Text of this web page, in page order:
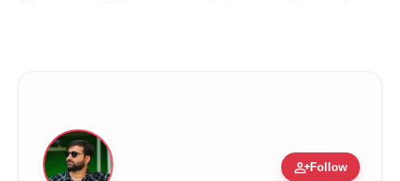
person_addFollow